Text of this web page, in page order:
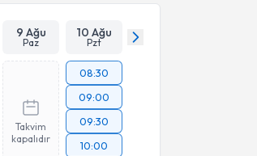
9 Ağu
Paz
10 Ağu
Pzt
Takvim
kapalıdır
08:30
09:00
09:30
10:00